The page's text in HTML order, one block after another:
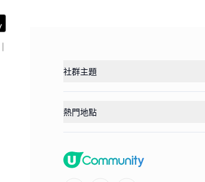
社群主題
熱門地點